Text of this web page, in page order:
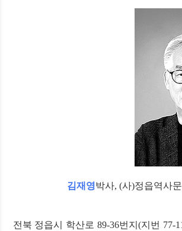
김재영박사, (사)정읍역사
전북 정읍시 학산로 89-36번지(지번 77-